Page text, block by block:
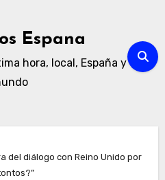
Espana
hora, local, España y
del diálogo con Reino Unido por